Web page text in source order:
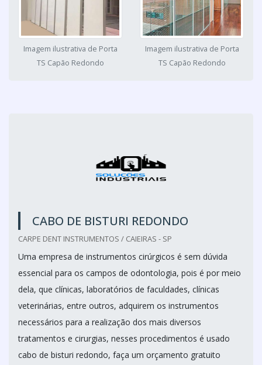
Imagem ilustrativa de Porta
TS Capão Redondo
Imagem ilustrativa de Porta
TS Capão Redondo
CABO DE BISTURI REDONDO
CARPE DENT INSTRUMENTOS / CAIEIRAS - SP
Uma empresa de instrumentos cirúrgicos é sem dúvida
essencial para os campos de odontologia, pois é por meio
dela, que clínicas, laboratórios de faculdades, clínicas
veterinárias, entre outros, adquirem os instrumentos
necessários para a realização dos mais diversos
tratamentos e cirurgias, nesses procedimentos é usado
cabo de bisturi redondo, faça um orçamento gratuito